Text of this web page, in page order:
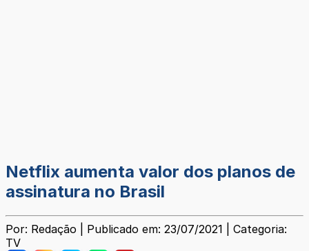
Netflix aumenta valor dos planos de
assinatura no Brasil
Por: Redação | Publicado em: 23/07/2021 | Categoria:
TV